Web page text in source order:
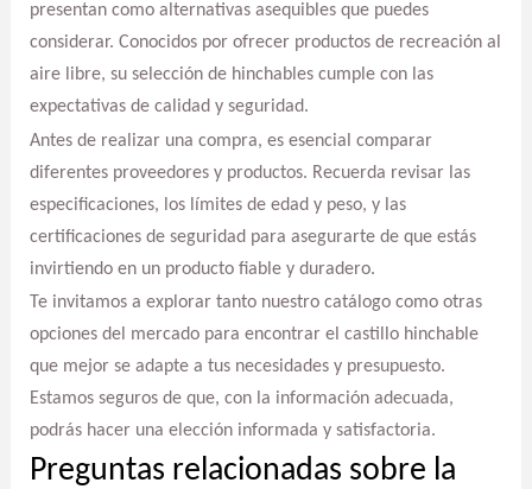
presentan como alternativas asequibles que puedes
considerar. Conocidos por ofrecer productos de recreación al
aire libre, su selección de hinchables cumple con las
expectativas de calidad y seguridad.
Antes de realizar una compra, es esencial comparar
diferentes proveedores y productos. Recuerda revisar las
especificaciones, los límites de edad y peso, y las
certificaciones de seguridad para asegurarte de que estás
invirtiendo en un producto fiable y duradero.
Te invitamos a explorar tanto nuestro catálogo como otras
opciones del mercado para encontrar el castillo hinchable
que mejor se adapte a tus necesidades y presupuesto.
Estamos seguros de que, con la información adecuada,
podrás hacer una elección informada y satisfactoria.
Preguntas relacionadas sobre la